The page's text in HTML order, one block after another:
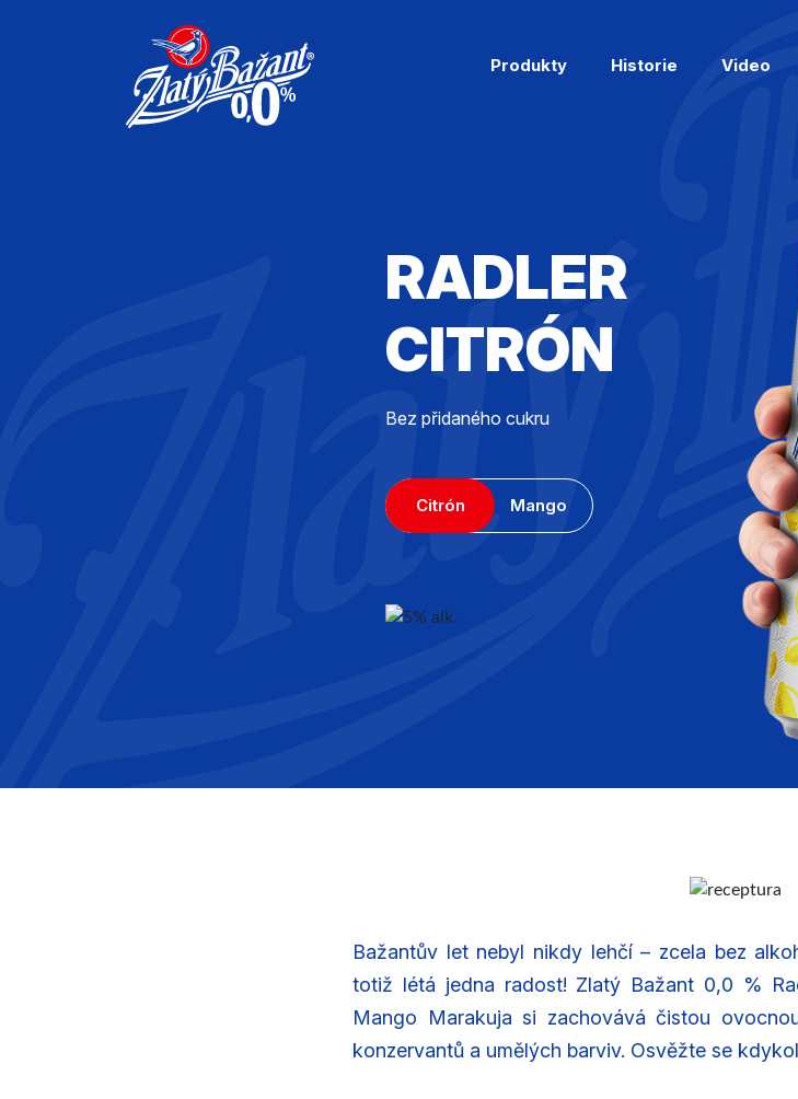
Produkty Historie Video
RADLER
CITRÓN
Bez přidaného cukru
Citrón
Bažantův let nebyl nikdy lehčí – zcela bez
totiž létá jedna radost! Zlatý Bažant 0,0 %
Mango Marakuja si zachovává čistou
konzervantů a umělých barviv. Osvěžte se